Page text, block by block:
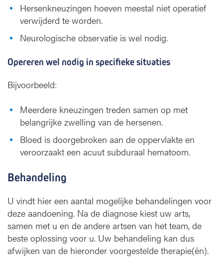
Hersenkneuzingen hoeven meestal niet operatief
verwijderd te worden.
Neurologische observatie is wel nodig.
Opereren wel nodig in specifieke situaties
Bijvoorbeeld:
Meerdere kneuzingen treden samen op met
belangrijke zwelling van de hersenen.
Bloed is doorgebroken aan de oppervlakte en
veroorzaakt een acuut subduraal hematoom.
Behandeling
U vindt hier een aantal mogelijke behandelingen voor
deze aandoening. Na de diagnose kiest uw arts,
samen met u en de andere artsen van het team, de
beste oplossing voor u. Uw behandeling kan dus
afwijken van de hieronder voorgestelde therapie(ën).